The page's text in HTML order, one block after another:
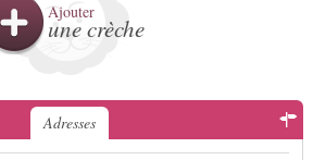
Ajouter
une crèche
Adresses